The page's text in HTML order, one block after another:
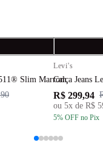
Slim Marrom
Levi's
Calça Jeans
R$ 299,94
ou 5x de R$
5% OFF no Pix